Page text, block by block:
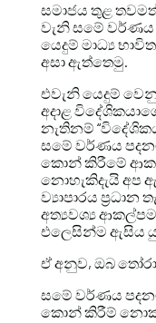
සමාජය තුළ තවමත්
වැනි සමේ
යෙදුම් මාධ්‍ය
අසා ඇත්තෙමු.
එවැනි යෙදුම්
අදාළ
නැතිනම්
සමේ වර්ණය
කොන් කිරීමේ
නොහැකිදැයි අප
ව්‍යාපාරය
අත්‍යවශ්‍ය
එලෙසින්ම ඇසිය
ඒ අනුව, ඔබ
සමේ වර්ණය
කොන් කිරීම්